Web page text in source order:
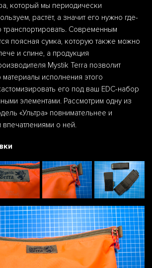
который мы периодически
растёт, а значит его нужно где-
транспортировать. Современным
поясная сумка, которую также можно
и спине, а продукция
Mystik Terra позволит
исполнения этого
его под ваш EDC-набор
элементами. Рассмотрим одну из
«Ультра» повнимательнее и
о ней.